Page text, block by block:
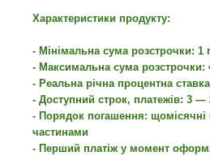
Характеристики продукту:
- Мінімальна сума розстрочки: 1
- Максимальна сума розстрочки:
- Реальна річна процентна
- Доступний строк, платежів: 3 —
- Порядок погашення: щомісячні
частинами
- Перший платіж у момент